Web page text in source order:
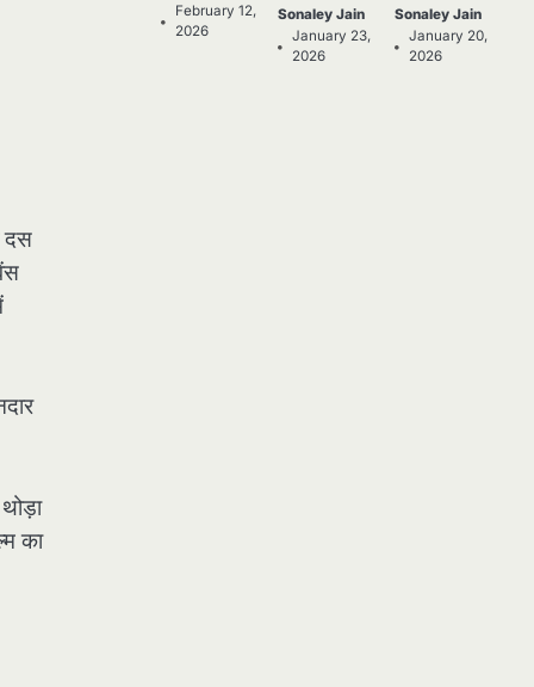
दस
का
February 12,
2026
Sonaley Jain
January 23,
2026
Sonaley Jain
January 20,
2026